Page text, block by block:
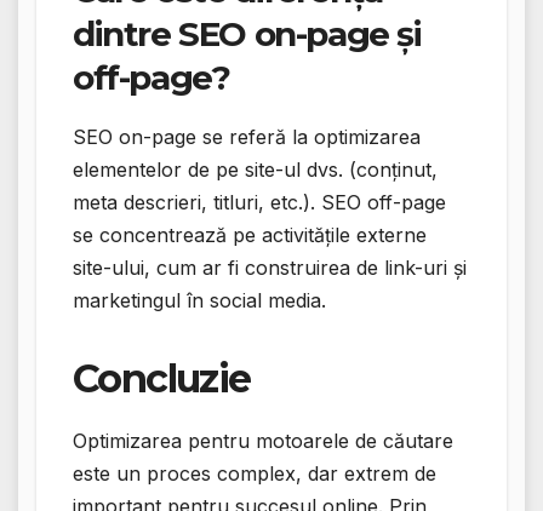
dintre SEO on-page și
off-page?
SEO on-page se referă la optimizarea
elementelor de pe site-ul dvs. (conținut,
meta descrieri, titluri, etc.). SEO off-page
se concentrează pe activitățile externe
site-ului, cum ar fi construirea de link-uri și
marketingul în social media.
Concluzie
Optimizarea pentru motoarele de căutare
este un proces complex, dar extrem de
important pentru succesul online. Prin